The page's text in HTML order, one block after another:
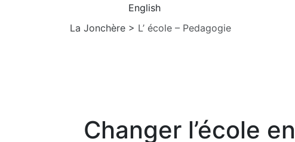
English
La Jonchère > L’ école – Pedagogie
Changer l’école